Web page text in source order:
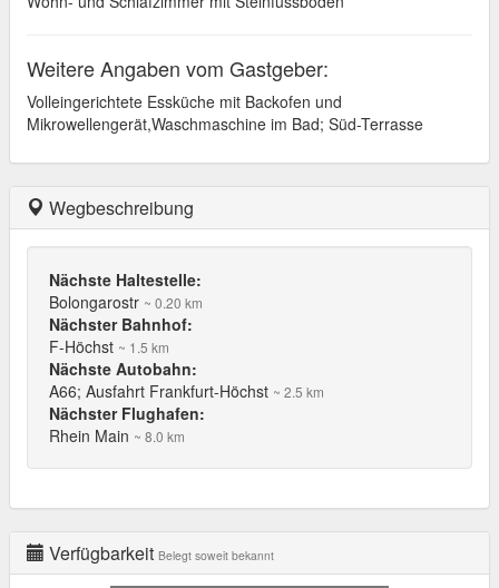
Weitere Angaben vom Gastgeber:
Volleingerichtete Essküche mit Backofen und
Mikrowellengerät,Waschmaschine im Bad; Süd-Terrasse
Wegbeschreibung
Nächste Haltestelle:
Bolongarostr ~ 0.20 km
Nächster Bahnhof:
F-Höchst ~ 1.5 km
Nächste Autobahn:
A66; Ausfahrt Frankfurt-Höchst ~ 2.5 km
Nächster Flughafen:
Rhein Main ~ 8.0 km
Verfügbarkeit Belegt soweit bekannt